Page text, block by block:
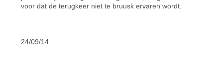
voor dat de terugkeer niet te bruusk ervaren wordt.
24/09/14